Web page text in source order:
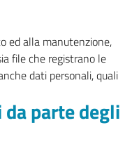
ed alla manutenzione,
file che registrano le
dati personali, quali
parte degli